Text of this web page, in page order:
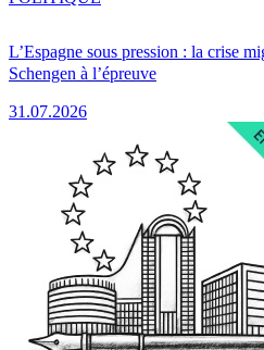
L’Espagne sous pression : la crise
Schengen à l’épreuve
31.07.2026